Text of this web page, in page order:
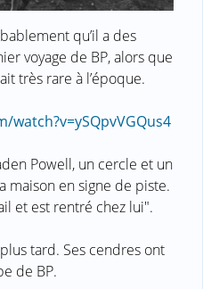
qu’il a des
voyage de BP, alors que
très rare à l’époque.
Powell, un cercle et un
maison en signe de piste.
et est rentré chez lui".
tard. Ses cendres ont
de BP.